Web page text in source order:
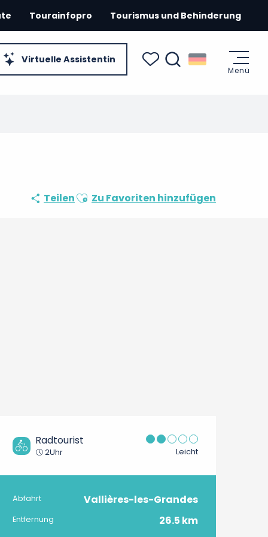
Virtuelle Assistentin
Tourainfopro Tourismus und Behinderung
Menü
TeilenAjouter aux favoris
Zu Favoriten hinzufügen
Radtourist
2Uhr Leicht
Praktische
Abfahrt Vallières-les-Grandes
Entfernung 26.5 km